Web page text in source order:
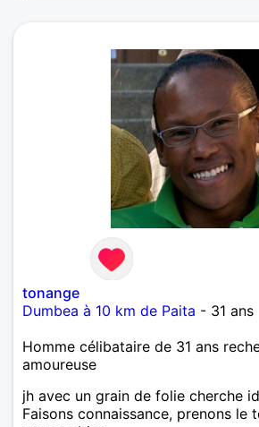
tonange
Dumbea à 10 km de Paita - 31 ans
Homme célibataire de 31 ans
amoureuse
jh avec un grain de folie cherche
Faisons connaissance, prenons le